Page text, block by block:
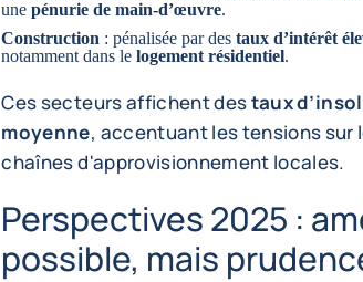
unepénurie de main-d’œuvre.
Construction : pénalisée par destaux d’intérêt
notamment dans lelogement résidentiel.
Ces secteurs affichent destaux
moyenne, accentuant les tensions sur
chaînes d'approvisionnement locales.
Perspectives 2025 :
possible, mais